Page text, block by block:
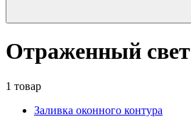
Отраженный свет
1 товар
Заливка оконного контура